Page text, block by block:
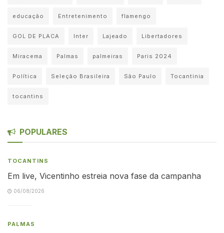
educação Entretenimento flamengo
GOL DE PLACA Inter Lajeado Libertadores
Miracema Palmas palmeiras Paris 2024
Política Seleção Brasileira São Paulo Tocantinia
tocantins
POPULARES
TOCANTINS
Em live, Vicentinho estreia nova fase da campanha
06/08/2026
PALMAS